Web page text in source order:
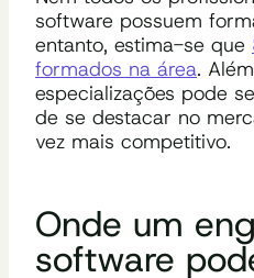
software possuem
entanto, estima-se que
formados na área.
especializações pode
de se destacar no
vez mais competitivo.
Onde um
software